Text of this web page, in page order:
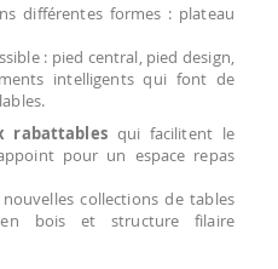
différentes formes : plateau
: pied central, pied design,
intelligents qui font de
rabattablesqui facilitent le
pour un espace repas
collections de tables
bois et structure filaire